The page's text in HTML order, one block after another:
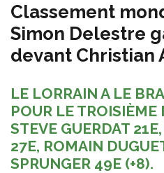
Classement
Simon Delestre
devant Christian
LE LORRAIN A LE
POUR LE TROISIÈME
STEVE GUERDAT
27E, ROMAIN
SPRUNGER 49E (+8).